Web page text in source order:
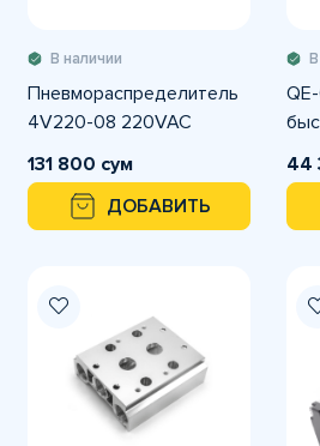
В наличии
Пневмораспределитель
4V220-08 220VAC
131 800 сум
ДОБАВИТЬ
44